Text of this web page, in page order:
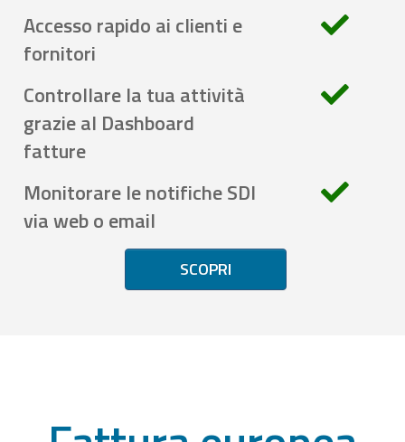
Accesso rapido ai clienti e
fornitori
Controllare la tua attività
grazie al Dashboard
fatture
Monitorare le notifiche SDI
via web o email
SCOPRI